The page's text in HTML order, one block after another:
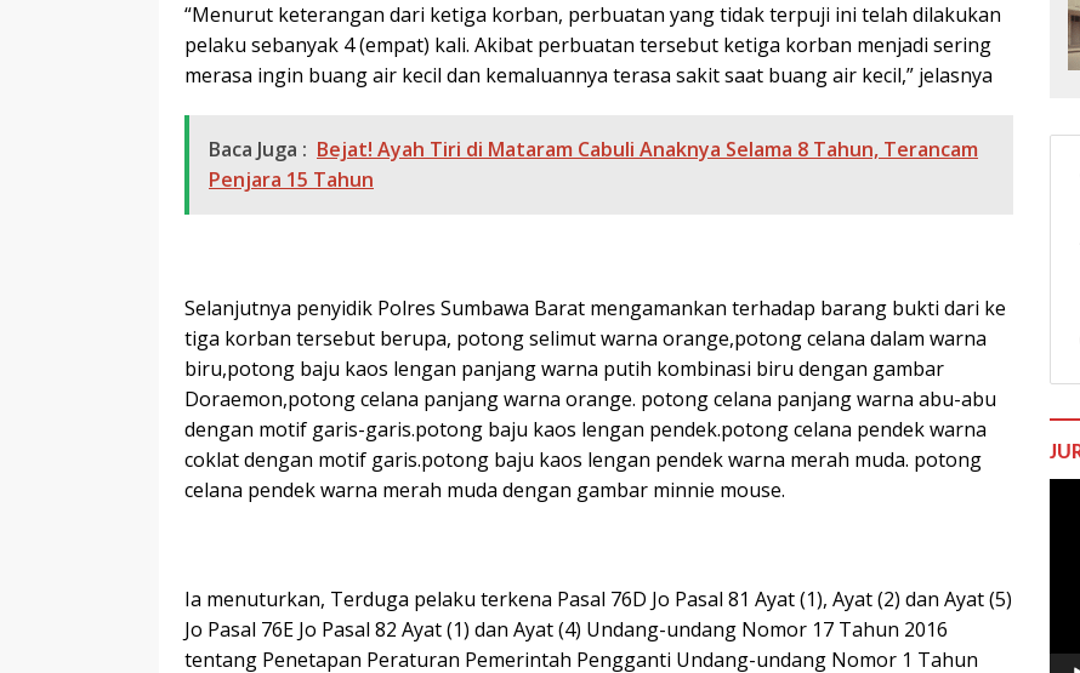
“Menurut keterangan dari ketiga korban, perbuatan yang tidak terpuji ini telah dilakukan
pelaku sebanyak 4 (empat) kali. Akibat perbuatan tersebut ketiga korban menjadi sering
merasa ingin buang air kecil dan kemaluannya terasa sakit saat buang air kecil,” jelasnya
Baca Juga : Bejat! Ayah Tiri di Mataram Cabuli Anaknya Selama 8 Tahun, Terancam
Penjara 15 Tahun
Selanjutnya penyidik Polres Sumbawa Barat mengamankan terhadap barang bukti dari ke
tiga korban tersebut berupa, potong selimut warna orange,potong celana dalam warna
biru,potong baju kaos lengan panjang warna putih kombinasi biru dengan gambar
Doraemon,potong celana panjang warna orange. potong celana panjang warna abu-abu
dengan motif garis-garis.potong baju kaos lengan pendek.potong celana pendek warna
coklat dengan motif garis.potong baju kaos lengan pendek warna merah muda. potong
celana pendek warna merah muda dengan gambar minnie mouse.
Ia menuturkan, Terduga pelaku terkena Pasal 76D Jo Pasal 81 Ayat (1), Ayat (2) dan Ayat (5)
Jo Pasal 76E Jo Pasal 82 Ayat (1) dan Ayat (4) Undang-undang Nomor 17 Tahun 2016
tentang Penetapan Peraturan Pemerintah Pengganti Undang-undang Nomor 1 Tahun